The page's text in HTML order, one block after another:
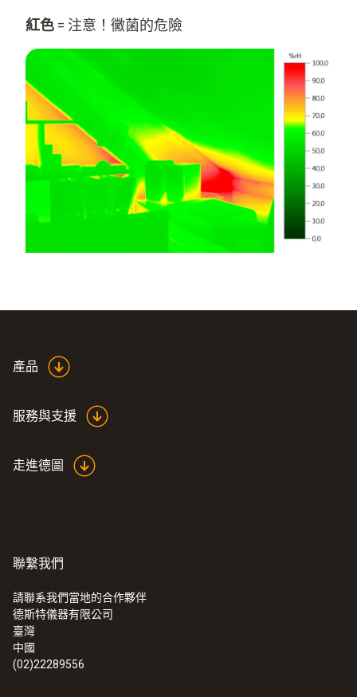
紅色 = 注意！黴菌的危險
產品
服務與支援
走進德圖
聯繫我們
請聯系我們當地的合作夥伴
德斯特儀器有限公司
臺灣
中國
(02)22289556